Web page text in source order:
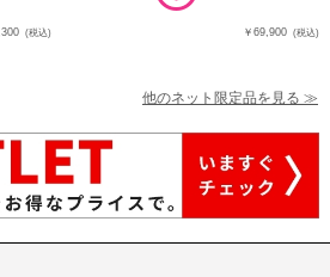
(税込) ￥69,900 (税込)
他のネット限定品を見る ≫